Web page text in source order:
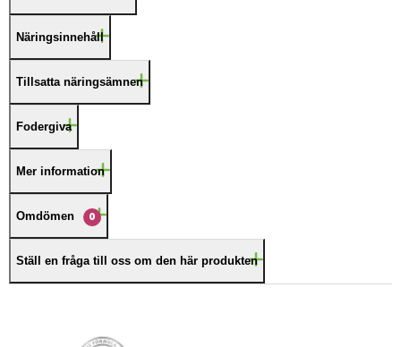
Näringsinnehåll
Tillsatta näringsämnen
Fodergiva
Mer information
Omdömen 0
Ställ en fråga till oss om den här produkten